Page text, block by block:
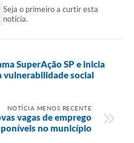
Seja o primeiro a curtir esta
notícia.
SuperAção SP e inicia
vulnerabilidade social
NOTÍCIA MENOS RECENTE
vagas de emprego
no município